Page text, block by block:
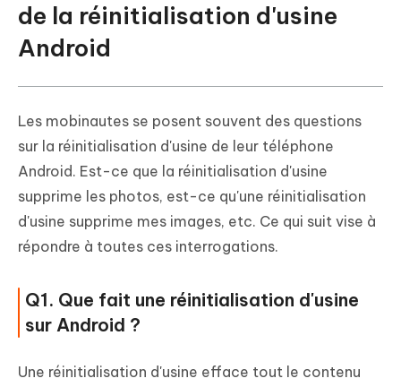
de la réinitialisation d'usine
Android
Les mobinautes se posent souvent des questions
sur la réinitialisation d'usine de leur téléphone
Android. Est-ce que la réinitialisation d'usine
supprime les photos, est-ce qu'une réinitialisation
d'usine supprime mes images, etc. Ce qui suit vise à
répondre à toutes ces interrogations.
Q1. Que fait une réinitialisation d'usine
sur Android ?
Une réinitialisation d'usine efface tout le contenu